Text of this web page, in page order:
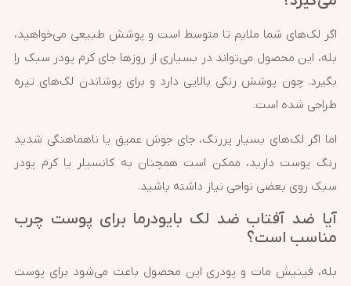
اگر لک‌های شما ملایم تا متوسط است و پوشش طبیعی می‌خواهید،
بله، این محصول می‌تواند در بسیاری از روزها جای کرم پودر سبک را
بگیرد. چون پوشش رنگی بالایی دارد و برای پوشاندن لک‌های تیره
طراحی شده است.
اما اگر لک‌های بسیار پررنگ، جای جوش عمیق یا ناهماهنگی شدید
رنگ پوست دارید، ممکن است همچنان به کانسیلر یا کرم پودر
سبک روی بعضی نواحی نیاز داشته باشید.
آیا ضد آفتاب ضد لک بایودرما برای پوست چرب
مناسب است؟
بله، فینیش مات و پودری این محصول باعث می‌شود برای پوست